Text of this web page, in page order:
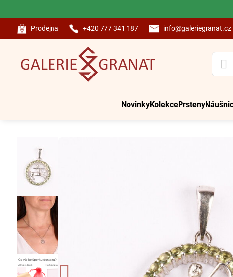
Prodejna +420 777 341 187 info@galeriegranat.cz
NovinkyKolekcePrsteny